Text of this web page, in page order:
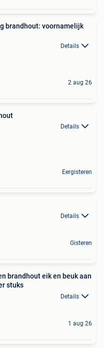
brandhout: voornamelijk
Details
2 aug 26
Details
Eergisteren
Details
Gisteren
brandhout eik en beuk aan
stuks
Details
1 aug 26